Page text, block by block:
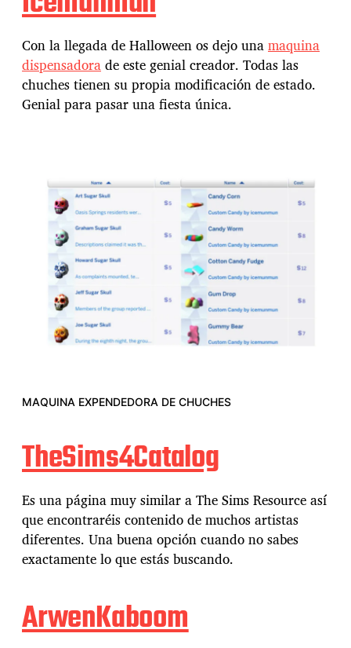
Con la llegada de Halloween os dejo unamaquina
dispensadorade este genial creador. Todas las
chuches tienen su propia modificación de estado.
Genial para pasar una fiesta única.
MAQUINA EXPENDEDORA DE CHUCHES
TheSims4Catalog
Es una página muy similar a The Sims Resource así
que encontraréis contenido de muchos artistas
diferentes. Una buena opción cuando no sabes
exactamente lo que estás buscando.
ArwenKaboom